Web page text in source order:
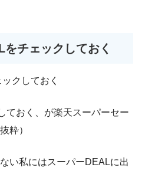
チェックしておく
クしておく
ておく、が楽天スーパーセー
粋）
い私にはスーパーDEALに出